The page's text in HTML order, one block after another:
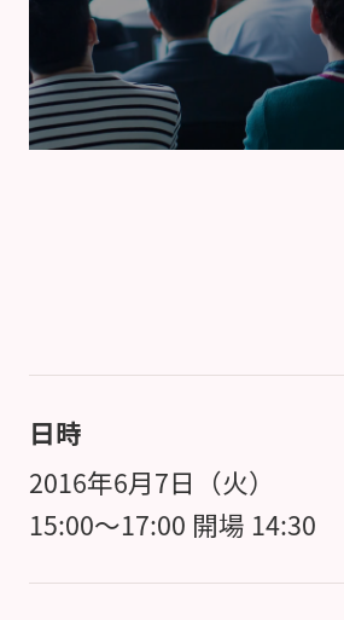
日時
2016年6月7日（火）
15:00～17:00 開場 14:30